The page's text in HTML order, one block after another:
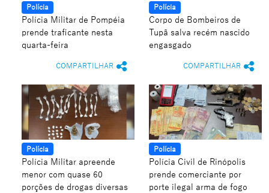
Polícia
Polícia Militar de Pompéia
prende traficante nesta
quarta-feira
COMPARTILHAR
Polícia
Corpo de Bombeiros de
Tupã salva recém nascido
engasgado
COMPARTILHAR
Polícia
Polícia Militar apreende
menor com quase 60
porções de drogas diversas
Polícia
Polícia Civil de Rinópolis
prende comerciante por
porte ilegal arma de fogo